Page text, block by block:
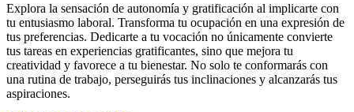
Explora la sensación de autonomía y gratificación al implicarte con
tu entusiasmo laboral. Transforma tu ocupación en una expresión de
tus preferencias. Dedicarte a tu vocación no únicamente convierte
tus tareas en experiencias gratificantes, sino que mejora tu
creatividad y favorece a tu bienestar. No solo te conformarás con
una rutina de trabajo, perseguirás tus inclinaciones y alcanzarás tus
aspiraciones.